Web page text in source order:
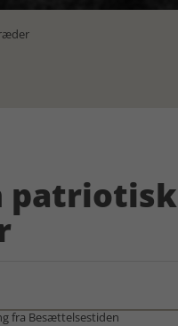
patriotisk
fra Besættelsestiden